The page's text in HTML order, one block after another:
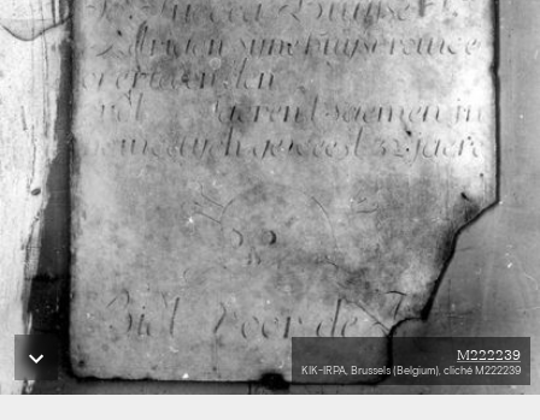
M222239
KIK-IRPA, Brussels (Belgium), cliché M222239